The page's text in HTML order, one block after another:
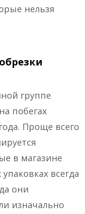
нельзя
группе
побегах
Проще всего
в магазине
всегда
они
изначально